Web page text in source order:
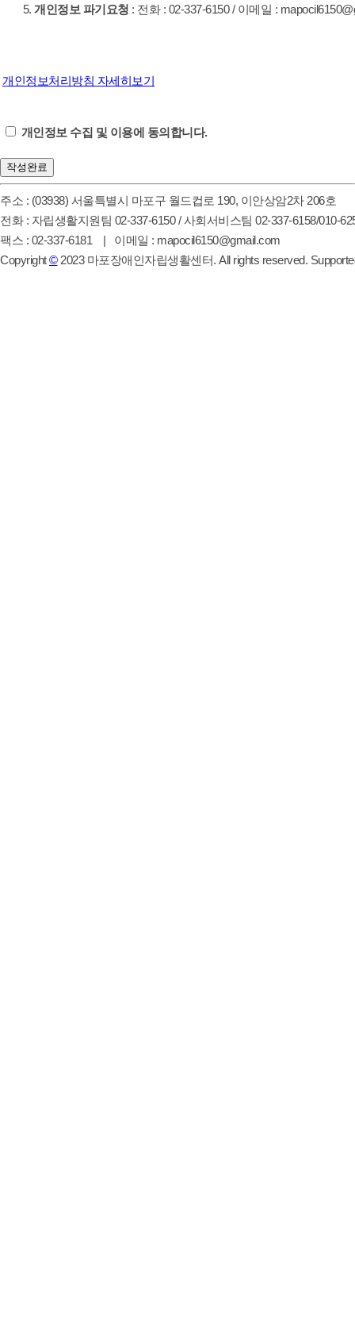
개인정보 파기요청 : 전화 : 02-337-6150 / 이메일 :
개인정보처리방침 자세히보기
개인정보 수집 및 이용에 동의합니다.
주소 : (03938) 서울특별시 마포구 월드컵로 190, 이안상암2차 206호
전화 : 자립생활지원팀 02-337-6150 / 사회서비스팀 02-337-6158/010-
팩스 : 02-337-6181 | 이메일 : mapocil6150@gmail.com
Copyright©2023 마포장애인자립생활센터. All rights reserved.